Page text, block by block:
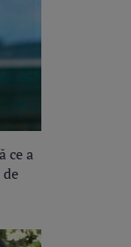
ce a